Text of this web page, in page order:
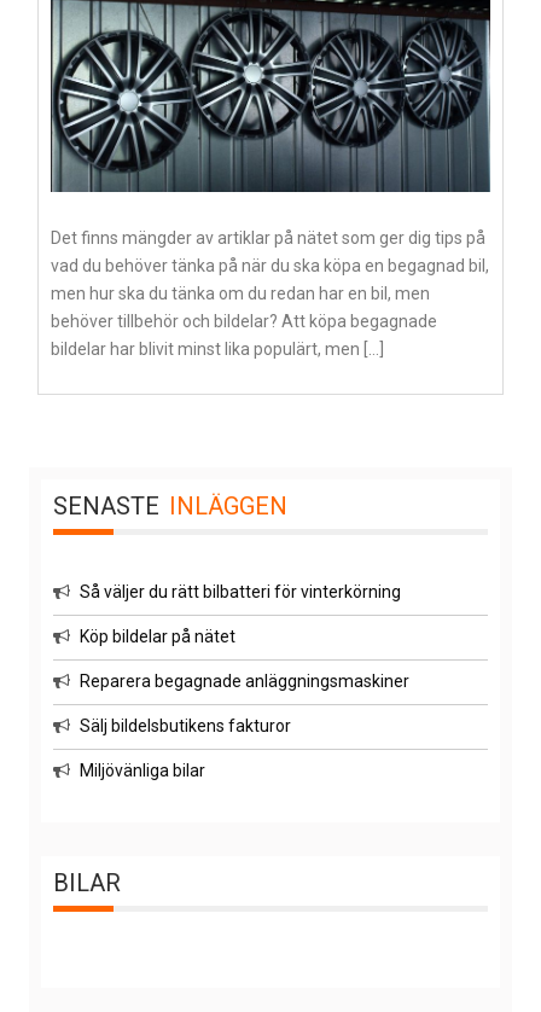
Det finns mängder av artiklar på nätet som ger dig tips på
vad du behöver tänka på när du ska köpa en begagnad bil,
men hur ska du tänka om du redan har en bil, men
behöver tillbehör och bildelar? Att köpa begagnade
bildelar har blivit minst lika populärt, men […]
SENASTE INLÄGGEN
Så väljer du rätt bilbatteri för vinterkörning
Köp bildelar på nätet
Reparera begagnade anläggningsmaskiner
Sälj bildelsbutikens fakturor
Miljövänliga bilar
BILAR